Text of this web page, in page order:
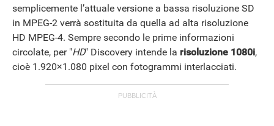
semplicemente l’attuale versione a bassa risoluzione SD
in MPEG-2 verrà sostituita da quella ad alta risoluzione
HD MPEG-4. Sempre secondo le prime informazioni
circolate, per "HD" Discovery intende la risoluzione 1080i,
cioè 1.920×1.080 pixel con fotogrammi interlacciati.